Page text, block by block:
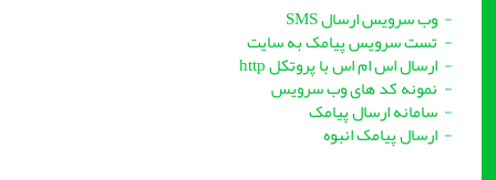
- وب سرویس ارسال SMS
- تست سرویس پیامک به سایت
- ارسال اس ام اس با پروتکل http
- نمونه کد های وب سرویس
- سامانه ارسال پیامک
- ارسال پیامک انبوه